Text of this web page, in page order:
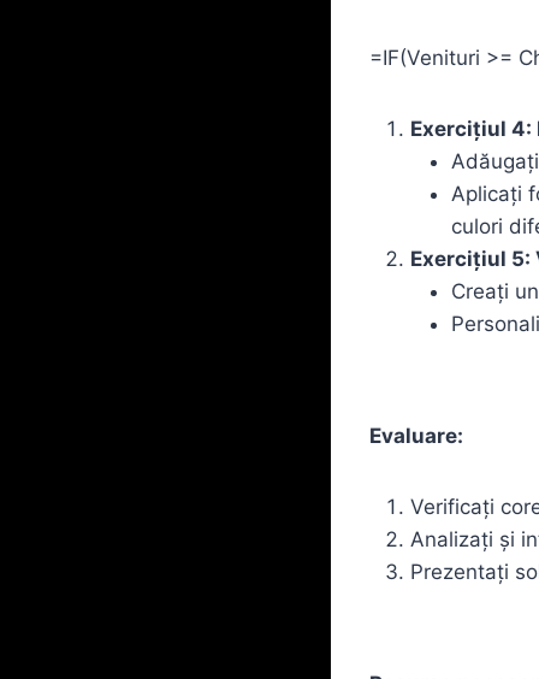
=IF(Venituri >=
Exercițiul 4:
Aplicați
culori
Exercițiul 5:
Creați
Evaluare:
Verificați
Analizați și
Prezentați